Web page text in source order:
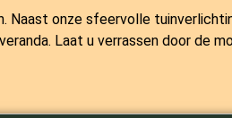
onze sfeervolle
Laat u verrassen door de